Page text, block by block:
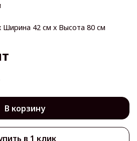
Ширина 42 см х Высота 80 см
В корзину
в 1 клик